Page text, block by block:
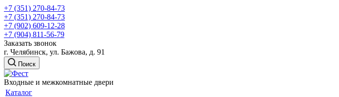
+7 (351) 270-84-73
+7 (351) 270-84-73
+7 (902) 609-12-28
+7 (904) 811-56-79
Заказать звонок
г. Челябинск, ул. Бажова, д. 91
Поиск
Входные и межкомнатные двери
Каталог